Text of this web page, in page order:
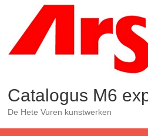
inhoud
Catalogus M6
De Hete Vuren kunstwerken